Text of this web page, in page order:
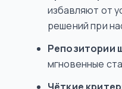
избавляют от
решений при
Репозитории
мгновенные
Чёткие